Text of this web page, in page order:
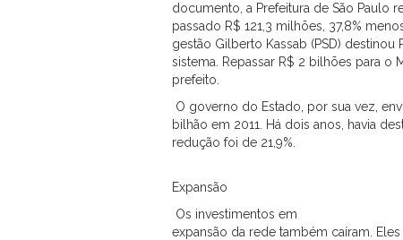
documento, a Prefeitura de São Paulo
passado R$ 121,3 milhões, 37,8%
gestão Gilberto Kassab (PSD) destinou
sistema. Repassar R$ 2 bilhões para o
prefeito.
O governo do Estado, por sua vez,
bilhão em 2011. Há dois anos, havia
redução foi de 21,9%.
Expansão
Os investimentos em
expansão da rede também caíram.